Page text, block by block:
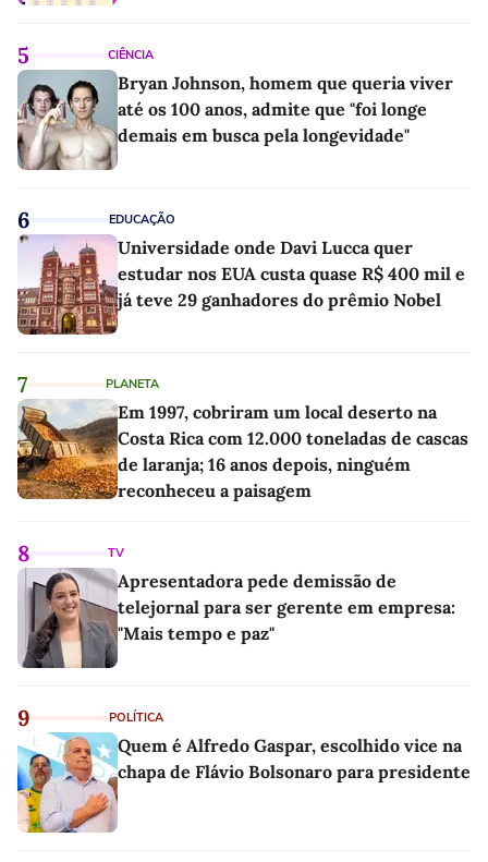
5 CIÊNCIA
Bryan Johnson, homem que queria viver
até os 100 anos, admite que "foi longe
demais em busca pela longevidade"
6 EDUCAÇÃO
Universidade onde Davi Lucca quer
estudar nos EUA custa quase R$ 400 mil e
já teve 29 ganhadores do prêmio Nobel
7 PLANETA
Em 1997, cobriram um local deserto na
Costa Rica com 12.000 toneladas de cascas
de laranja; 16 anos depois, ninguém
reconheceu a paisagem
8 TV
Apresentadora pede demissão de
telejornal para ser gerente em empresa:
"Mais tempo e paz"
9 POLÍTICA
Quem é Alfredo Gaspar, escolhido vice na
chapa de Flávio Bolsonaro para presidente